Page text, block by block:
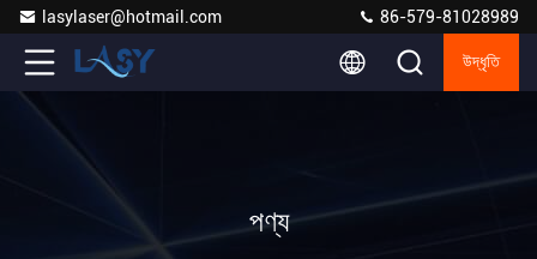
lasylaser@hotmail.com 86-579-81028989
উদ্ধৃতি
পণ্য